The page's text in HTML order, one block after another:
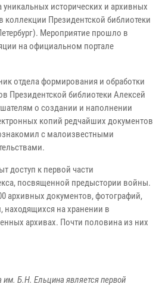
уникальных исторических и архивных
коллекции Президентской библиотеки
Мероприятие прошло в
на официальном портале
отдела формирования и обработки
Президентской библиотеки Алексей
о создании и наполнении
копий редчайших документов
с малоизвестными
доступ к первой части
посвященной предыстории войны.
архивных документов, фотографий,
находящихся на хранении в
архивах. Почти половина из них
им. Б.Н. Ельцина является первой